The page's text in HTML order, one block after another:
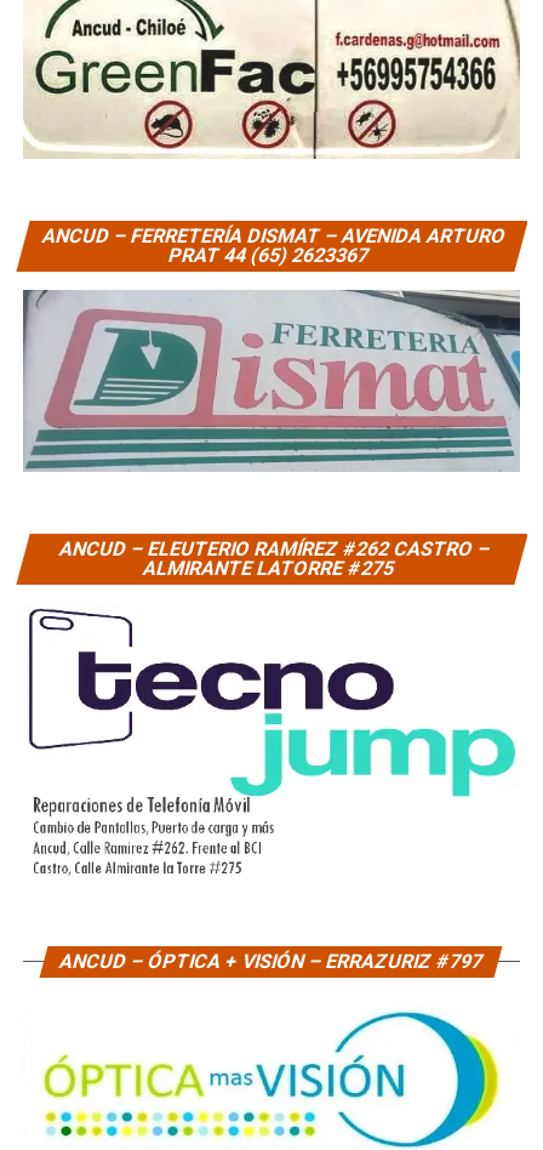
ANCUD – FERRETERÍA DISMAT – AVENIDA ARTURO
PRAT 44 (65) 2623367
ANCUD – ELEUTERIO RAMÍREZ #262 CASTRO –
ALMIRANTE LATORRE #275
ANCUD – ÓPTICA + VISIÓN – ERRAZURIZ #797